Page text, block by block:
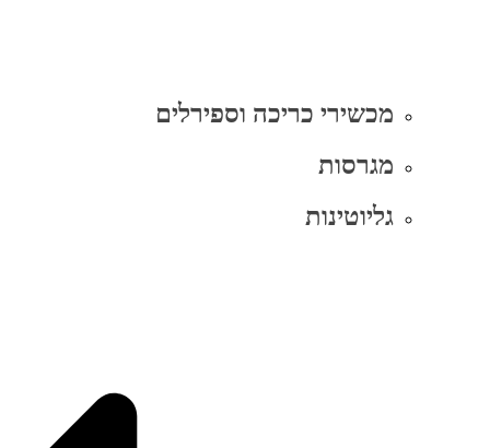
מכשירי כריכה וספירלים
מגרסות
גליוטינות